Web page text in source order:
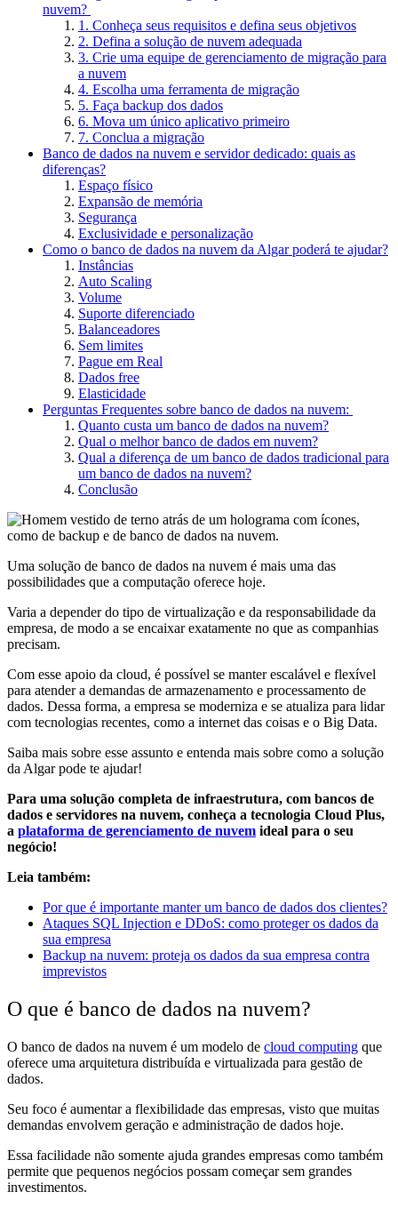
nuvem?
1. Conheça seus requisitos e defina seus objetivos
2. Defina a solução de nuvem adequada
3. Crie uma equipe de gerenciamento de migração para
a nuvem
4. Escolha uma ferramenta de migração
5. Faça backup dos dados
6. Mova um único aplicativo primeiro
7. Conclua a migração
Banco de dados na nuvem e servidor dedicado: quais as
diferenças?
Espaço físico
Expansão de memória
Segurança
Exclusividade e personalização
Como o banco de dados na nuvem da Algar poderá te ajudar?
Instâncias
Auto Scaling
Volume
Suporte diferenciado
Balanceadores
Sem limites
Pague em Real
Dados free
Elasticidade
Perguntas Frequentes sobre banco de dados na nuvem:
Quanto custa um banco de dados na nuvem?
Qual o melhor banco de dados em nuvem?
Qual a diferença de um banco de dados tradicional para
um banco de dados na nuvem?
Conclusão
Uma solução de banco de dados na nuvem é mais uma das
possibilidades que a computação oferece hoje.
Varia a depender do tipo de virtualização e da responsabilidade da
empresa, de modo a se encaixar exatamente no que as companhias
precisam.
Com esse apoio da cloud, é possível se manter escalável e flexível
para atender a demandas de armazenamento e processamento de
dados. Dessa forma, a empresa se moderniza e se atualiza para lidar
com tecnologias recentes, como a internet das coisas e o Big Data.
Saiba mais sobre esse assunto e entenda mais sobre como a solução
da Algar pode te ajudar!
Para uma solução completa de infraestrutura, com bancos de
dados e servidores na nuvem, conheça a tecnologia Cloud Plus,
a plataforma de gerenciamento de nuvem ideal para o seu
negócio!
Leia também:
Por que é importante manter um banco de dados dos clientes?
Ataques SQL Injection e DDoS: como proteger os dados da
sua empresa
Backup na nuvem: proteja os dados da sua empresa contra
imprevistos
O que é banco de dados na nuvem?
O banco de dados na nuvem é um modelo de cloud computing que
oferece uma arquitetura distribuída e virtualizada para gestão de
dados.
Seu foco é aumentar a flexibilidade das empresas, visto que muitas
demandas envolvem geração e administração de dados hoje.
Essa facilidade não somente ajuda grandes empresas como também
permite que pequenos negócios possam começar sem grandes
investimentos.